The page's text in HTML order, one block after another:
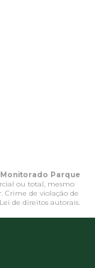
Parque
ou total, mesmo
Crime de violação de
de direitos autorais